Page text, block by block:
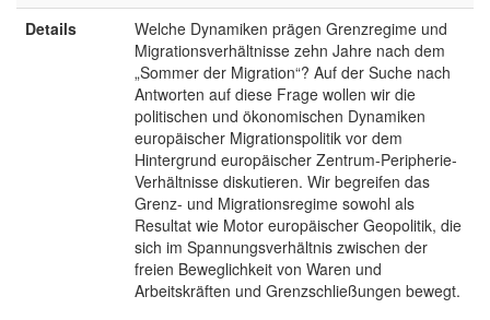
Details
Welche Dynamiken prägen Grenzregime und
Migrationsverhältnisse zehn Jahre nach dem
„Sommer der Migration“? Auf der Suche nach
Antworten auf diese Frage wollen wir die
politischen und ökonomischen Dynamiken
europäischer Migrationspolitik vor dem
Hintergrund europäischer Zentrum-Peripherie-
Verhältnisse diskutieren. Wir begreifen das
Grenz- und Migrationsregime sowohl als
Resultat wie Motor europäischer Geopolitik, die
sich im Spannungsverhältnis zwischen der
freien Beweglichkeit von Waren und
Arbeitskräften und Grenzschließungen bewegt.